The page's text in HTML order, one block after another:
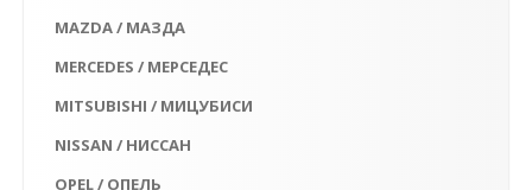
MAZDA / МАЗДА
MERCEDES / МЕРСЕДЕС
MITSUBISHI / МИЦУБИСИ
NISSAN / НИССАН
OPEL / ОПЕЛЬ